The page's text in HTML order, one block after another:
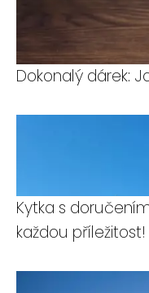
Dokonalý dárek:
Kytka s
každou příležitost!